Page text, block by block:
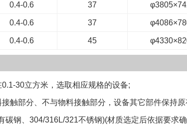
0.4-0.6 37
0.4-0.6 37
0.4-0.6 45
30立方米，选取相应规格的设备;
部分、不与物料接触部分，设备其它部件保持原
碳钢、304/316L/321不锈钢)(材质选定后依据要求